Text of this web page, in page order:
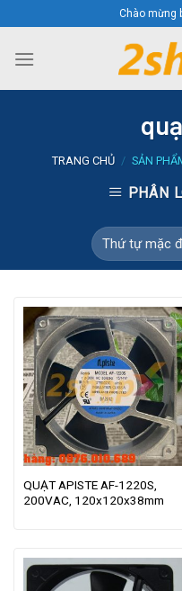
to
content
Chào mừng
TRANG CHỦ / SẢN
PHÂN
QUẠT APISTE AF-1220S,
200VAC, 120x120x38mm